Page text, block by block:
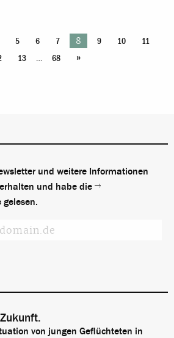
5 6 7 8 9 10
11
13 68 »
und weitere Informationen
und habe die
gelesen.
von jungen Geflüchteten in